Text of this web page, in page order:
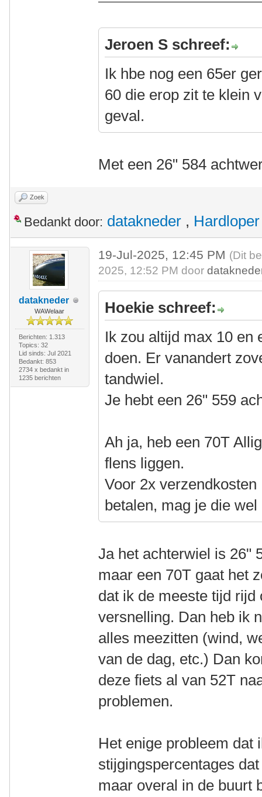
Jeroen S schreef:
Ik hbe nog een 65er
60 die erop zit te klein
geval.
Met een 26" 584
Zoek
Bedankt door: datakneder , Hardloper
datakneder
WAWelaar
Berichten: 1.313
Topics: 32
Lid sinds: Jul 2021
Bedankt: 853
2734 x bedankt in
1235 berichten
19-Jul-2025, 12:45 PM (Dit
2025, 12:52 PM door
Hoekie schreef:
Ik zou altijd max 10 en
doen. Er vanandert
tandwiel.
Je hebt een 26" 559
Ah ja, heb een 70T
flens liggen.
Voor 2x
betalen, mag je die
Ja het achterwiel is 26"
maar een 70T gaat het
dat ik de meeste tijd
versnelling. Dan heb ik
alles meezitten (wind,
van de dag, etc.) Dan
deze fiets al van 52T
problemen.
Het enige probleem dat
stijgingspercentages
maar overal in de buurt